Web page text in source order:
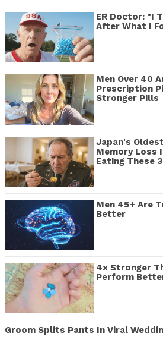
ER Doctor: "I
After What I
Men Over 40
Prescription
Stronger Pills
Japan's
Memory Loss
Eating These
Men 45+ Are
Better
4x Stronger
Perform
Groom Splits Pants In Viral